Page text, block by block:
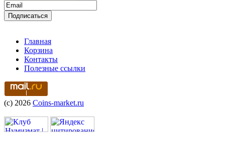
Главная
Корзина
Контакты
Полезные ссылки
(c) 2026 Coins-market.ru